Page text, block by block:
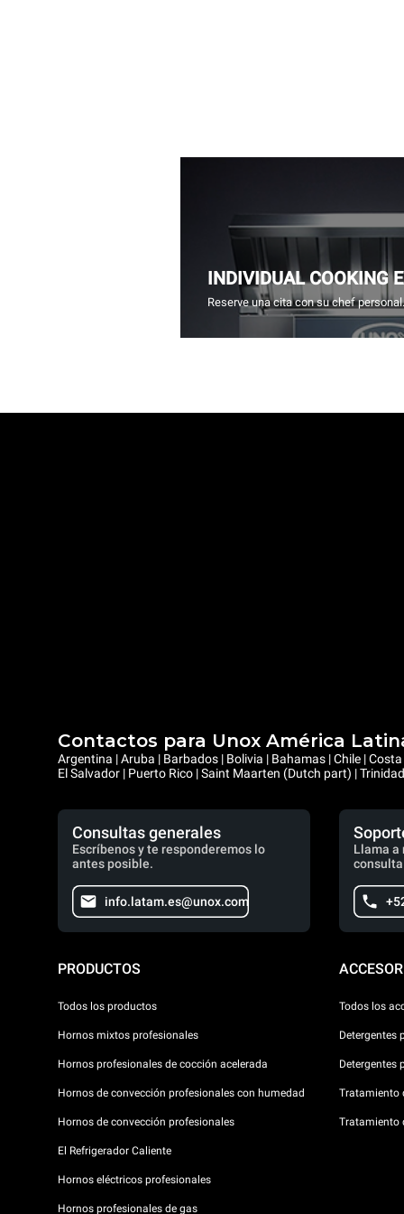
INDIVIDUAL COOKING
Reserve una cita con su chef personal.
Contactos para Unox América
Argentina | Aruba | Barbados | Bolivia | Bahamas | Chile |
El Salvador | Puerto Rico | Saint Maarten (Dutch part) |
Consultas generales
Escríbenos y te responderemos lo
antes posible.
info.latam.es@unox.com
Llama a
PRODUCTOS
Todos los productos
Hornos mixtos profesionales
Hornos profesionales de cocción acelerada
Hornos de convección profesionales con humedad
Hornos de convección profesionales
El Refrigerador Caliente
Hornos eléctricos profesionales
Hornos profesionales de gas
Todos los
Detergentes
Detergentes
Tratamiento
Tratamiento